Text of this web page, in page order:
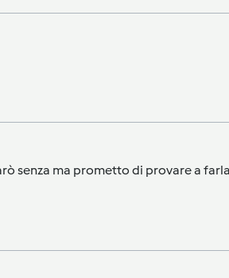
senza ma prometto di provare a